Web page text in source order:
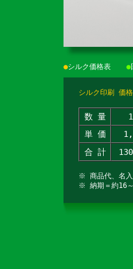
●シルク価格表 ●
シルク印刷 価
数 量
単 価
合 計
※ 商品代、名入
※ 納期＝約16